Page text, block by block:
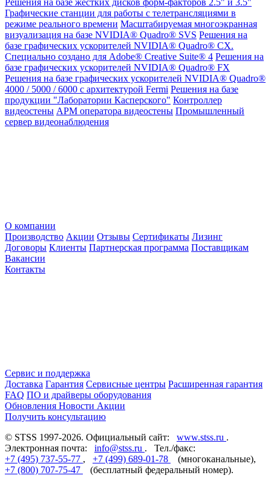
Графические станции для работы с телетрансляциями в
режиме реального времени Масштабируемая многоэкранная
визуализация на базе NVIDIA® Quadro® SVS Решения на
базе графических ускорителей NVIDIA® Quadro® CX.
Специально создано для Adobe® Creative Suite® 4 Решения на
базе графических ускорителей NVIDIA® Quadro® FX
Решения на базе графических ускорителей NVIDIA® Quadro®
4000 / 5000 / 6000 с архитектурой Fermi Решения на базе
продукции "Лаборатории Касперского" Контроллер
видеостены АРМ оператора видеостены Промышленный
сервер видеонаблюдения
О компании
Производство Акции Отзывы Сертификаты Лизинг
Договоры Клиенты Партнерская программа Поставщикам
Вакансии
Контакты
Сервис и поддержка
Доставка Гарантия Сервисные центры Расширенная гарантия
FAQ ПО и драйверы оборудования
Обновления Новости Акции
Получить консультацию
© STSS 1997-2026. Официальный сайт: www.stss.ru .
Электронная почта: info@stss.ru . Тел./факс:
+7 (495) 737-55-77 , +7 (499) 689-01-78
(многоканальные),
+7 (800) 707-75-47
(бесплатный федеральный номер).